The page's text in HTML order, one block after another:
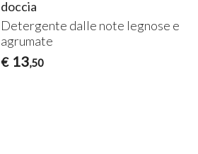
doccia
Detergente dalle note legnose e
agrumate
€ 13,50